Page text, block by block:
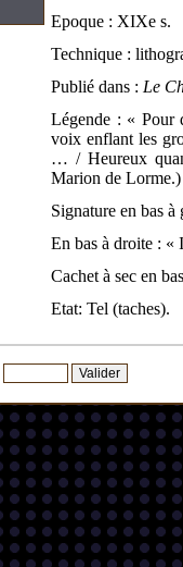
Epoque : XIXe s.
Technique :
Publié dans : Le
Légende : « Pour
voix enflant les
… / Heureux
Marion de
Signature en bas à
En bas à droite : «
Cachet à sec en
Etat: Tel (taches).